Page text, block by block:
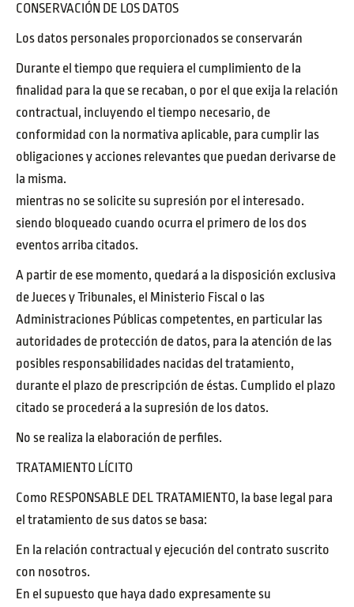
CONSERVACIÓN DE LOS DATOS
Los datos personales proporcionados se conservarán
Durante el tiempo que requiera el cumplimiento de la
finalidad para la que se recaban, o por el que exija la relación
contractual, incluyendo el tiempo necesario, de
conformidad con la normativa aplicable, para cumplir las
obligaciones y acciones relevantes que puedan derivarse de
la misma.
mientras no se solicite su supresión por el interesado.
siendo bloqueado cuando ocurra el primero de los dos
eventos arriba citados.
A partir de ese momento, quedará a la disposición exclusiva
de Jueces y Tribunales, el Ministerio Fiscal o las
Administraciones Públicas competentes, en particular las
autoridades de protección de datos, para la atención de las
posibles responsabilidades nacidas del tratamiento,
durante el plazo de prescripción de éstas. Cumplido el plazo
citado se procederá a la supresión de los datos.
No se realiza la elaboración de perfiles.
TRATAMIENTO LÍCITO
Como RESPONSABLE DEL TRATAMIENTO, la base legal para
el tratamiento de sus datos se basa:
En la relación contractual y ejecución del contrato suscrito
con nosotros.
En el supuesto que haya dado expresamente su